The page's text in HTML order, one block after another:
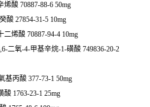
烯酸 70887-88-6 50mg
酸 27854-31-5 10mg
二烯酸 70887-94-4 10mg
二氧-4-甲基辛烷-1-磺酸 749836-20-2
基丙酸 377-73-1 50mg
酸 1763-23-1 25mg